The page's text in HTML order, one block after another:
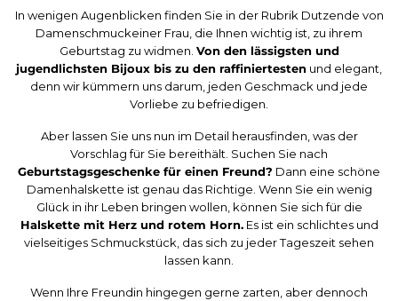
In wenigen Augenblicken finden Sie in der Rubrik Dutzende von
Damenschmuckeiner Frau, die Ihnen wichtig ist, zu ihrem
Geburtstag zu widmen. Von den lässigsten und
jugendlichsten Bijoux bis zu den raffiniertesten und elegant,
denn wir kümmern uns darum, jeden Geschmack und jede
Vorliebe zu befriedigen.
Aber lassen Sie uns nun im Detail herausfinden, was der
Vorschlag für Sie bereithält. Suchen Sie nach
Geburtstagsgeschenke für einen Freund? Dann eine schöne
Damenhalskette ist genau das Richtige. Wenn Sie ein wenig
Glück in ihr Leben bringen wollen, können Sie sich für die
Halskette mit Herz und rotem Horn.Es ist ein schlichtes und
vielseitiges Schmuckstück, das sich zu jeder Tageszeit sehen
lassen kann.
Wenn Ihre Freundin hingegen gerne zarten, aber dennoch